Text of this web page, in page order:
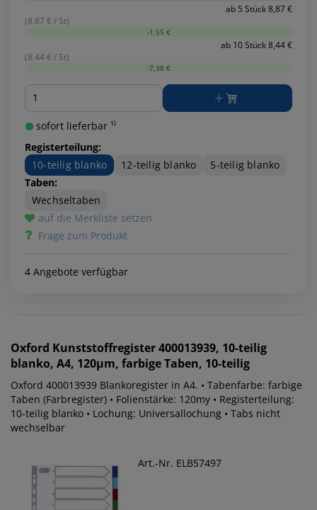
ab 5 Stück 8,87 €
(8.87 € / St)
-1,55 €
ab 10 Stück 8,44 €
(8.44 € / St)
-7,38 €
Menge
sofort lieferbar ¹⁾
Registerteilung:
10-teilig blanko
12-teilig blanko
5-teilig blanko
Taben:
Wechseltaben
auf die Merkliste setzen
Frage zum Produkt
4 Angebote verfügbar
Oxford Kunststoffregister 400013939, 10-teilig
blanko, A4, 120µm, farbige Taben, 10-teilig
Oxford 400013939 Blankoregister in A4. • Tabenfarbe: farbige
Taben (Farbregister) • Folienstärke: 120my • Registerteilung:
10-teilig blanko • Lochung: Universallochung • Tabs nicht
wechselbar
Art.-Nr. ELB57497